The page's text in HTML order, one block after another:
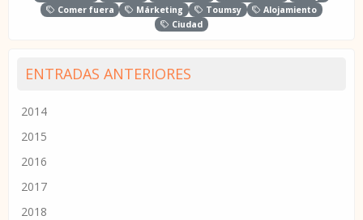
Comer fuera
Márketing Toumsy
Alojamiento
Ciudad
ENTRADAS ANTERIORES
2014
2015
2016
2017
2018